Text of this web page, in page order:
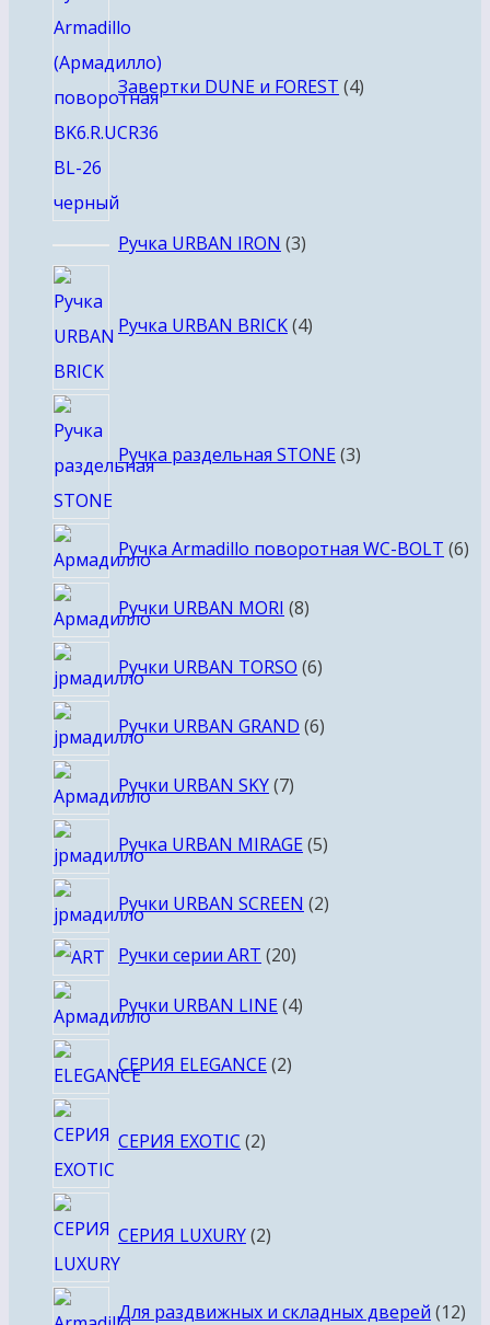
Завертки DUNE и FOREST 4
Ручка URBAN IRON 33
Ручка URBAN BRICK 4товара
Ручка раздельная STONE 3товара
Ручка Armadillo поворотная WC-BOLT 66
Ручки URBAN MORI 88
Ручки URBAN TORSO 66
Ручки URBAN GRAND 66
Ручки URBAN SKY 77
Ручка URBAN MIRAGE 55
Ручки URBAN SCREEN 22
Ручки серии ART 2020
Ручки URBAN LINE 44
СЕРИЯ ELEGANCE 22
СЕРИЯ EXOTIC 2товара
СЕРИЯ LUXURY 2товара
Для раздвижных и складных дверей 1212